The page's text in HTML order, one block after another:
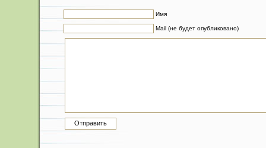
Имя
Mail (не будет опубликовано)